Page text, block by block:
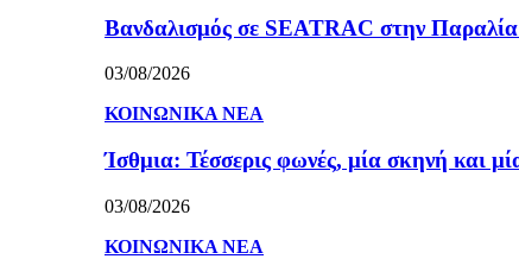
Βανδαλισμός σε SEATRAC στην
03/08/2026
ΚΟΙΝΩΝΙΚΑ ΝΕΑ
Ίσθμια: Τέσσερις φωνές, μία σκηνή και
03/08/2026
ΚΟΙΝΩΝΙΚΑ ΝΕΑ